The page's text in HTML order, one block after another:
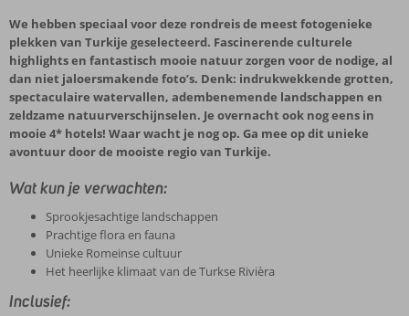
We hebben speciaal voor deze rondreis de meest fotogenieke
plekken van Turkije geselecteerd. Fascinerende culturele
highlights en fantastisch mooie natuur zorgen voor de nodige, al
dan niet jaloersmakende foto’s. Denk: indrukwekkende grotten,
spectaculaire watervallen, adembenemende landschappen en
zeldzame natuurverschijnselen. Je overnacht ook nog eens in
mooie 4* hotels! Waar wacht je nog op. Ga mee op dit unieke
avontuur door de mooiste regio van Turkije.
Wat kun je verwachten:
Sprookjesachtige landschappen
Prachtige flora en fauna
Unieke Romeinse cultuur
Het heerlijke klimaat van de Turkse Rivièra
Inclusief: